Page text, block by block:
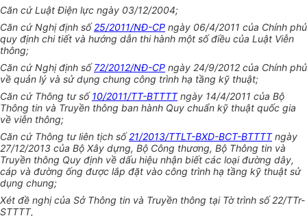
Căn cứ Luật Điện lực ngày 03/12/2004;
Căn cứ Nghị định số25/2011/NĐ-CP ngày 06/4/2011 của Chính phủ
quy định chi tiết và hướng dẫn thi hành một số điều của Luật Viễn
thông;
Căn cứ Nghị định số72/2012/NĐ-CP ngày 24/9/2012 của Chính phủ
về quản lý và sử dụng chung công trình hạ tầng kỹ thuật;
Căn cứ Thông tư số10/2011/TT-BTTTTngày 14/4/2011 của Bộ
Thông tin và Truyền thông ban hành Quy chuẩn kỹ thuật quốc gia
về viễn thông;
Căn cứ Thông tư liên tịch số21/2013/TTLT-BXD-BCT-BTTTTngày
27/12/2013 của Bộ Xây dựng, Bộ Công thương, Bộ Thông tin và
Truyền thông Quy định về dấu hiệu nhận biết các loại đường dây,
cáp và đường ống được lắp đặt vào công trình hạ tầng kỹ thuật sử
dụng chung;
Xét đề nghị của Sở Thông tin và Truyền thông tại Tờ trình số 22/TTr-
STTTT,